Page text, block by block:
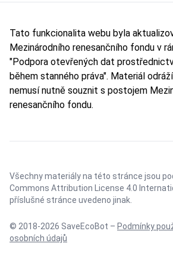
Tato funkcionalita webu byla
Mezinárodního renesančního fondu v
"Podpora otevřených dat
během stanného práva". Materiál
nemusí nutně souznit s postojem
renesančního fondu.
Všechny materiály na této stránce jsou
Commons Attribution License 4.0
příslušné stránce uvedeno jinak.
© 2018-2026 SaveEcoBot – Podmínky
osobních údajů